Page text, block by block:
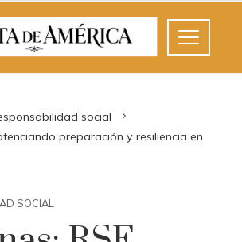
social
preparación y resiliencia en
SOCIAL